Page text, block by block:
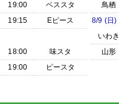
19:00
ベススタ
19:15
Eピース
18:00
味スタ
19:00 ピースタ
鳥栖
8/9 (日)
いわき
山形